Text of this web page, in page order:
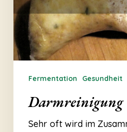
Fermentation Gesundheit
Darmreinigung
Sehr oft wird im